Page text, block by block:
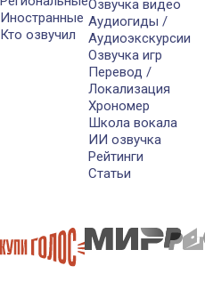
Иностранные
Кто озвучил
Озвучка видео
Аудиогиды /
Аудиоэкскурсии
Озвучка игр
Перевод /
Локализация
Хрономер
Школа вокала
ИИ озвучка
Рейтинги
Статьи